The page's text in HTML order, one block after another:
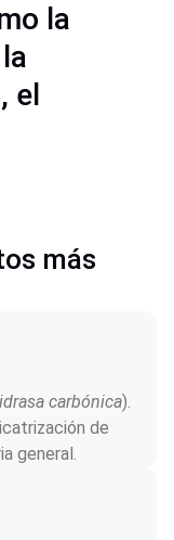
la
el
más
carbónica).
de
general.